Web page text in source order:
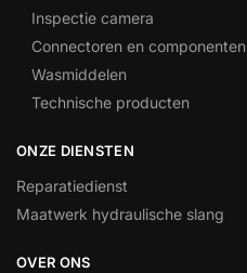
Inspectie camera
Connectoren en componenten
Wasmiddelen
Technische producten
ONZE DIENSTEN
Reparatiedienst
Maatwerk hydraulische slang
OVER ONS